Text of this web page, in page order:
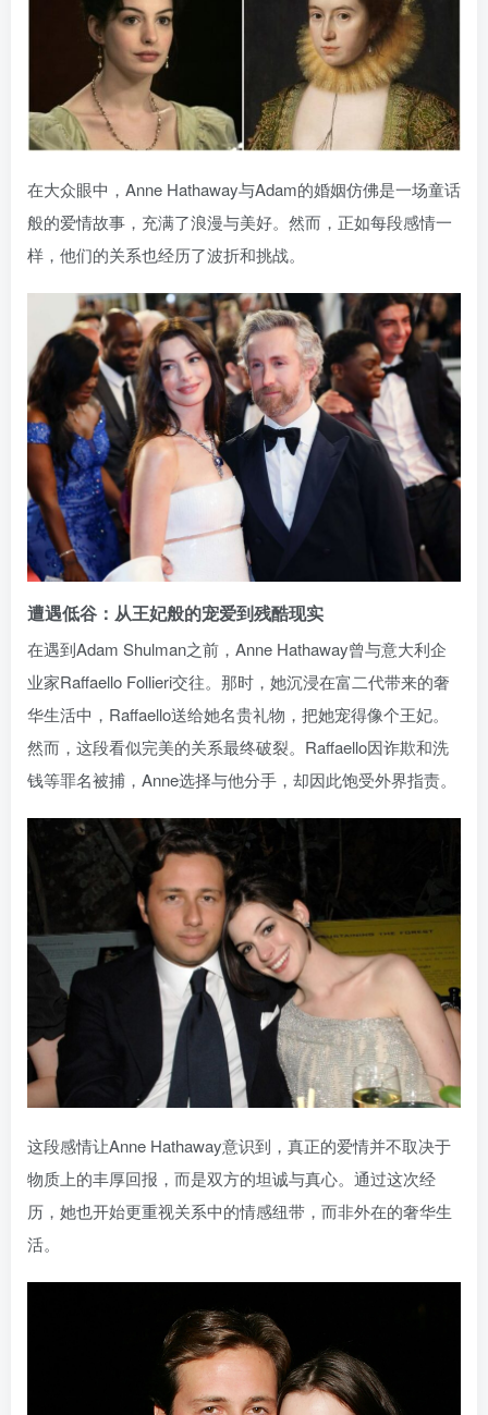
在大众眼中，Anne Hathaway与Adam的婚姻仿佛是一场童话
般的爱情故事，充满了浪漫与美好。然而，正如每段感情一
样，他们的关系也经历了波折和挑战。
遭遇低谷：从王妃般的宠爱到残酷现实
在遇到Adam Shulman之前，Anne Hathaway曾与意大利企
业家Raffaello Follieri交往。那时，她沉浸在富二代带来的奢
华生活中，Raffaello送给她名贵礼物，把她宠得像个王妃。
然而，这段看似完美的关系最终破裂。Raffaello因诈欺和洗
钱等罪名被捕，Anne选择与他分手，却因此饱受外界指责。
这段感情让Anne Hathaway意识到，真正的爱情并不取决于
物质上的丰厚回报，而是双方的坦诚与真心。通过这次经
历，她也开始更重视关系中的情感纽带，而非外在的奢华生
活。